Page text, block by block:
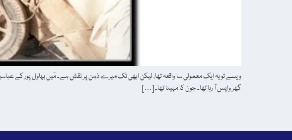
ویسے تو یہ ایک معمولی سا واقعہ تھا، لیکن ابھی تک میرے ذہن پر نقش ہے۔ مَیں بہاول پور کے
گھر واپس آ رہا تھا۔ جون کا مہینا تھا۔ […]